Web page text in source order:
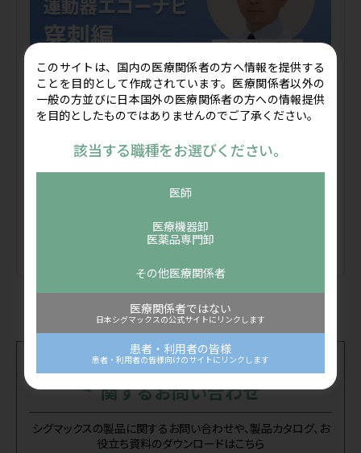
【動画】運動器エコーナビ穿刺編 坐骨神経のハイドロ
リリース・ブロック
です。エコー解剖、描出テクニック、注射手技のポイント
スキルアップ
1 2 … 72 →
シグマックス製品に
関するお問い合わせ
シグマックスの製品に関するお問い合わせや、製品カタログ、お
役立ち資料のダウンロードはこちら
このサイトは、国内の医療関係者の方へ情報を提供する
ことを目的として作成されています。医療関係者以外の
一般の方並びに日本国外の医療関係者の方への情報提供
を目的としたものではありませんのでご了承ください。
該当する職種をお選びください。
医師
医療機器卸
医薬品専門卸
その他医療関係者
医療関係者ではない
日本シグマックスの公式サイトにリンクします
患者・利用者の皆様
患者・利用者の皆様向けのサイトにリンクします